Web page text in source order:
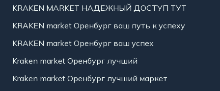
KRAKEN MARKET НАДЕЖНЫЙ ДОСТУП ТУТ
KRAKEN market Оренбург ваш путь к успеху
KRAKEN market Оренбург ваш успех
Kraken market Оренбург лучший
Kraken market Оренбург лучший маркет